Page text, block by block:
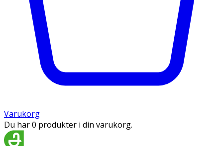
Varukorg
Du har 0 produkter i din varukorg.